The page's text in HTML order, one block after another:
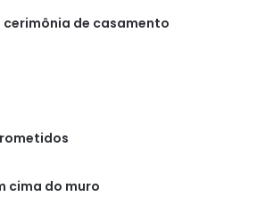
cerimônia de casamento
cima do muro